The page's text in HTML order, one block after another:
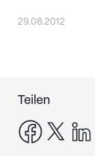
29.08.2012
Teilen
facebook
x